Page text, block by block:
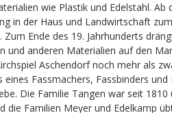
wie Plastik und Edelstahl. Ab
in der Haus und Landwirtschaft
Ende des 19. Jahrhunderts
und anderen Materialien auf den
Aschendorf noch mehr als
Fassmachers, Fassbinders
Die Familie Tangen war seit
die Familien Meyer und Edelkamp